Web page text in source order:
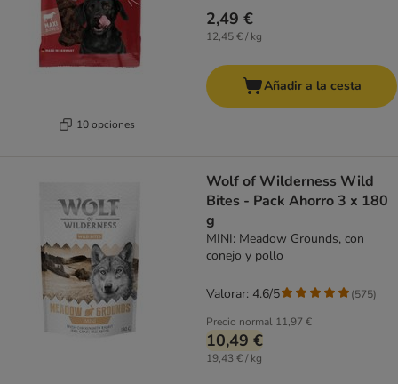
10 opciones
2,49 €
12,45 € / kg
Añadir a la cesta
Wolf of Wilderness Wild
Bites - Pack Ahorro 3 x 180
g
MINI: Meadow Grounds, con
conejo y pollo
Precio normal 11,97 €
10,49 €
19,43 € / kg
Valorar: 4.6/5 (575)